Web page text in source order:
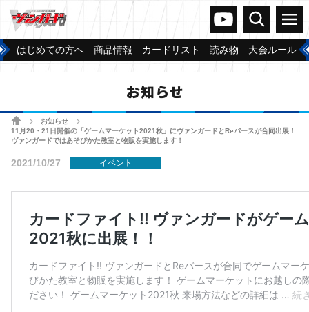
ヴァンガードch
検索 メニュー
はじめての方へ 商品情報 カードリスト 読み物 大会ルール
お知らせ
ホームお知らせ
11月20・21日開催の「ゲームマーケット2021秋」にヴァンガードとReバースが合同出展！
ヴァンガードではあそびかた教室と物販を実施します！
2021/10/27 イベント